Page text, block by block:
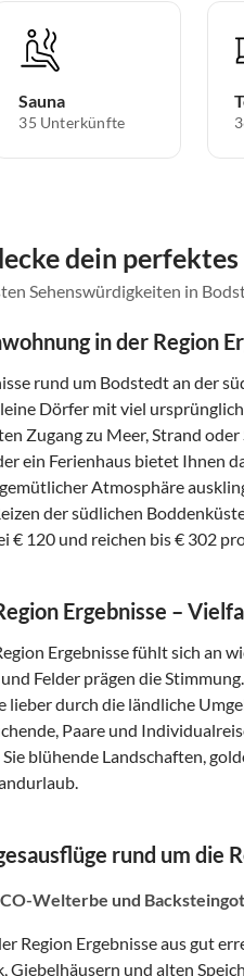
Sauna
35 Unterkünfte
dein perfektes
Sehenswürdigkeiten in
in der Region
rund um Bodstedt an der
Dörfer mit viel
Zugang zu Meer, Strand
ein Ferienhaus bietet Ihnen
Atmosphäre
der südlichen
€ 120 und reichen bis € 302
Ergebnisse –
Ergebnisse fühlt sich an
Felder prägen die
lieber durch die ländliche
Paare und
Sie blühende Landschaften,
rund um die
Welterbe und
Region Ergebnisse aus gut
Giebelhäusern und alten